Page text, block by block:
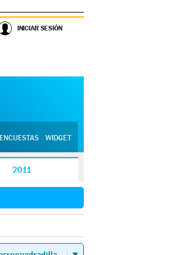
INICIAR SESIÓN
ENCUESTAS WIDGET
2011